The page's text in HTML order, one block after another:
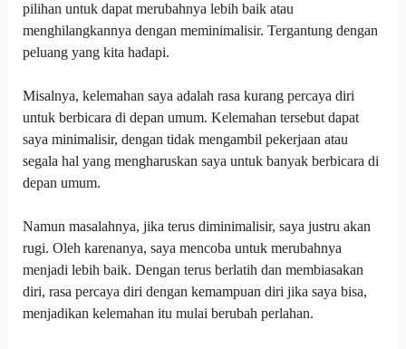
pilihan untuk dapat merubahnya lebih baik atau
menghilangkannya dengan meminimalisir. Tergantung dengan
peluang yang kita hadapi.
Misalnya, kelemahan saya adalah rasa kurang percaya diri
untuk berbicara di depan umum. Kelemahan tersebut dapat
saya minimalisir, dengan tidak mengambil pekerjaan atau
segala hal yang mengharuskan saya untuk banyak berbicara di
depan umum.
Namun masalahnya, jika terus diminimalisir, saya justru akan
rugi. Oleh karenanya, saya mencoba untuk merubahnya
menjadi lebih baik. Dengan terus berlatih dan membiasakan
diri, rasa percaya diri dengan kemampuan diri jika saya bisa,
menjadikan kelemahan itu mulai berubah perlahan.